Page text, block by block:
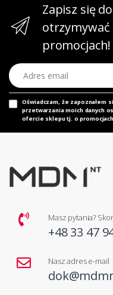
Zapisz się
promocjach!
Adres email
Oświadczam, że zapoznałem
przetwarzania moich danych
ofercie sklepu tj. o
Masz pytania?
+48 33 47
Nasz adres e-mail